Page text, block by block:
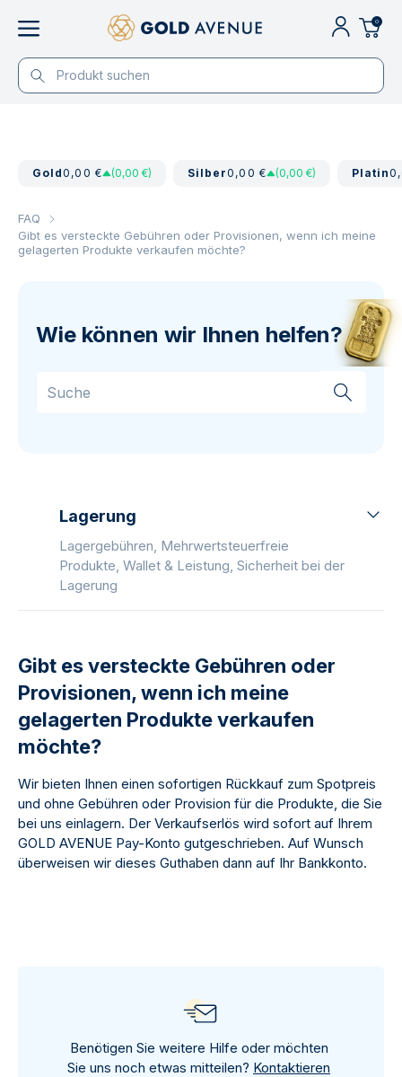
0
Gold0,00 € (0,00 €) Silber0,00 € (0,00 €) Platin
FAQ
Gibt es versteckte Gebühren oder Provisionen, wenn ich meine
gelagerten Produkte verkaufen möchte?
Wie können wir Ihnen helfen?
Lagerung
Lagergebühren, Mehrwertsteuerfreie
Produkte, Wallet & Leistung, Sicherheit bei der
Lagerung
Gibt es versteckte Gebühren oder
Provisionen, wenn ich meine
gelagerten Produkte verkaufen
möchte?
Wir bieten Ihnen einen sofortigen Rückkauf zum Spotpreis
und ohne Gebühren oder Provision für die Produkte, die Sie
bei uns einlagern. Der Verkaufserlös wird sofort auf Ihrem
GOLD AVENUE Pay-Konto gutgeschrieben. Auf Wunsch
überweisen wir dieses Guthaben dann auf Ihr Bankkonto.
Benötigen Sie weitere Hilfe oder möchten
Sie uns noch etwas mitteilen? Kontaktieren